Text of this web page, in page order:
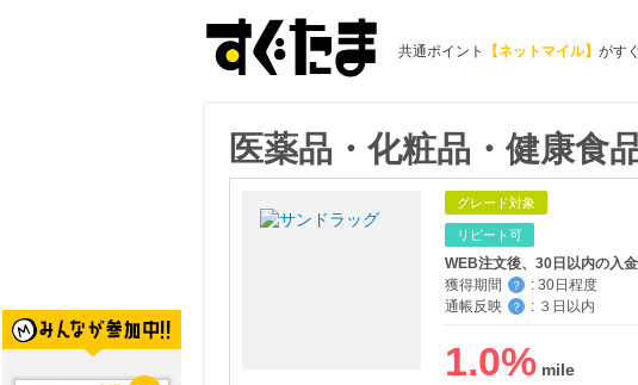
共通ポイント 【ネットマイル】 がす
医薬品・化粧品・健康食
グレード対象
リピート可
WEB注文後、30日以内の入
獲得期間
？ : 30日程度
通帳反映
？ : ３日以内
1.0%